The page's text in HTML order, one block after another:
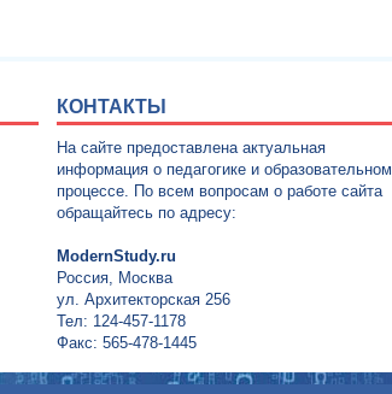
КОНТАКТЫ
На сайте предоставлена актуальная
информация о педагогике и образовательном
процессе. По всем вопросам о работе сайта
обращайтесь по адресу:
ModernStudy.ru
Россия, Москва
ул. Архитекторская 256
Тел: 124-457-1178
Факс: 565-478-1445